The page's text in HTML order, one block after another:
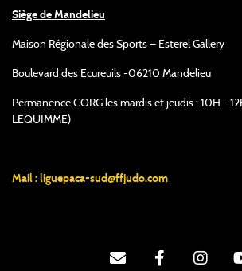
Siège de Mandelieu
Maison Régionale des Sports – Esterel Gallery
Boulevard des Ecureuils -06210 Mandelieu
Permanence CORG les mardis et jeudis : 10H -
LEQUIMME)
Mail : liguepaca-sud@ffjudo.com